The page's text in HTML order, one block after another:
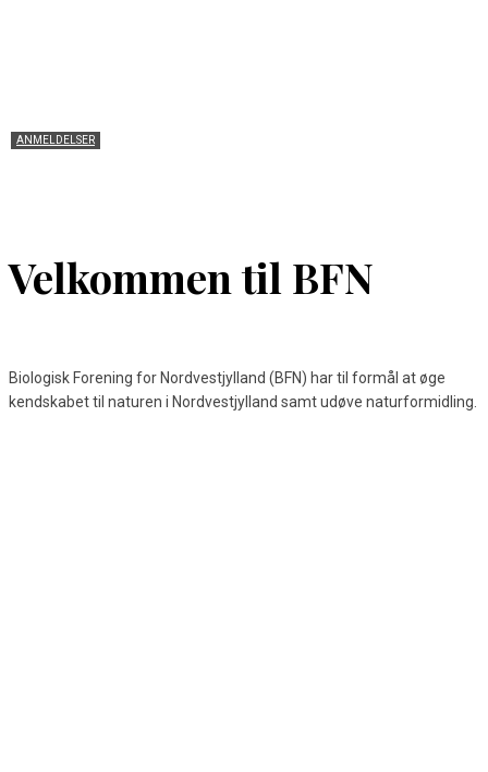
ANMELDELSER
Velkommen til BFN
Biologisk Forening for Nordvestjylland (BFN) har til formål at øge
kendskabet til naturen i Nordvestjylland samt udøve naturformidling.